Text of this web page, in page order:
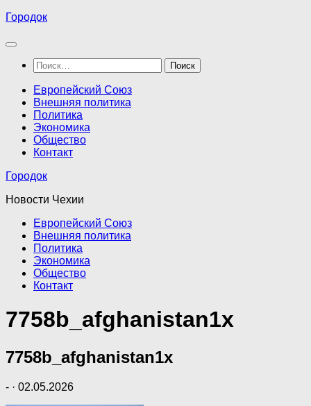
Перейти
содержимому
Городок
Найти:
Европейский Союз
Внешняя политика
Политика
Экономика
Общество
Контакт
Городок
Новости Чехии
Европейский Союз
Внешняя политика
Политика
Экономика
Общество
Контакт
7758b_afghanistan1x
7758b_afghanistan1x
- · 02.05.2026